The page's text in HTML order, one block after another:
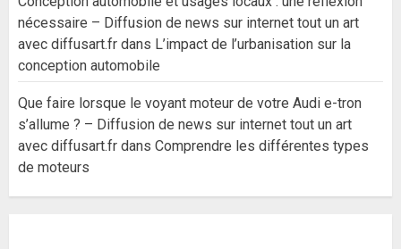
nécessaire – Diffusion de news sur internet tout un art
avec diffusart.fr dans L’impact de l’urbanisation sur la
conception automobile
Que faire lorsque le voyant moteur de votre Audi e-tron
s’allume ? – Diffusion de news sur internet tout un art
avec diffusart.fr dans Comprendre les différentes types
de moteurs